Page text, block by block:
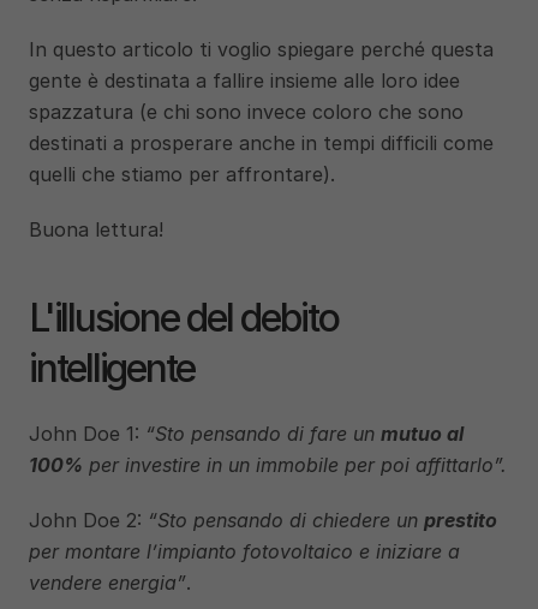
In questo articolo ti voglio spiegare perché questa
gente è destinata a fallire insieme alle loro idee
spazzatura (e chi sono invece coloro che sono
destinati a prosperare anche in tempi difficili come
quelli che stiamo per affrontare).
Buona lettura!
L'illusione del debito
intelligente
John Doe 1: “Sto pensando di fare un mutuo al
100% per investire in un immobile per poi affittarlo”.
John Doe 2: “Sto pensando di chiedere un
per montare l’impianto fotovoltaico e iniziare a
vendere energia”.